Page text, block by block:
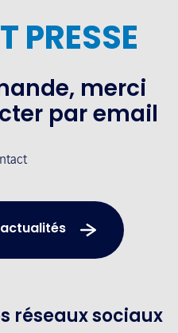
PRESSE
merci
par email
réseaux sociaux